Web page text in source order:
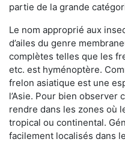
partie de la grande
Le nom approprié aux
d’ailes du genre
complètes telles que les
etc. est hyménoptère.
frelon asiatique est une
l’Asie. Pour bien observer
rendre dans les zones où
tropical ou continental.
facilement localisés dans